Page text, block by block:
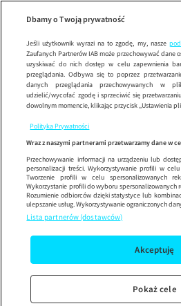
Wypróbuj aplikację mobilną
Korzystaj z łatwiejszej nawigacji i
Dbamy o Twoją prywatność
Jeśli użytkownik wyrazi na to zgodę, my, nasze
Zaufanych Partnerów IAB może przechowywać dane
uzyskiwać do nich dostęp w celu zapewnienia
przeglądania. Odbywa się to poprzez
danych przeglądania przechowywanych w
udzielić/wycofać zgodę i sprzeciwić się
dowolnym momencie, klikając przycisk „Ustawienia
Polityka Prywatności
Wraz z naszymi partnerami przetwarzamy dane w
Przechowywanie informacji na urządzeniu lub
personalizacji treści. Wykorzystywanie profili w
Tworzenie profili w celu spersonalizowanych
Wykorzystanie profili do wyboru spersonalizowanych
Rozumienie odbiorców dzięki statystyce lub
ulepszanie usług. Wykorzystywanie ograniczonych
Lista partnerów (dostawców)
Akceptuję
Pokaż cele